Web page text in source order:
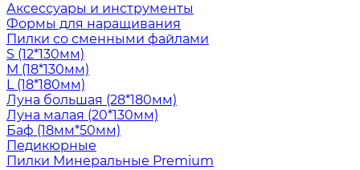
Аксессуары и инструменты
Формы для наращивания
Пилки со сменными файлами
S (12*130мм)
M (18*130мм)
L (18*180мм)
Луна большая (28*180мм)
Луна малая (20*130мм)
Баф (18мм*50мм)
Педикюрные
Пилки Минеральные Premium